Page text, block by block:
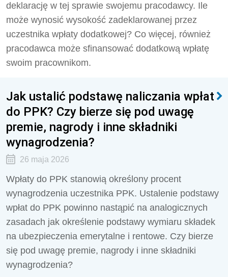
deklarację w tej sprawie swojemu pracodawcy. Ile
może wynosić wysokość zadeklarowanej przez
uczestnika wpłaty dodatkowej? Co więcej, również
pracodawca może sfinansować dodatkową wpłatę
swoim pracownikom.
Jak ustalić podstawę naliczania wpłat
do PPK? Czy bierze się pod uwagę
premie, nagrody i inne składniki
wynagrodzenia?
26 maja 2026
Wpłaty do PPK stanowią określony procent
wynagrodzenia uczestnika PPK. Ustalenie podstawy
wpłat do PPK powinno nastąpić na analogicznych
zasadach jak określenie podstawy wymiaru składek
na ubezpieczenia emerytalne i rentowe. Czy bierze
się pod uwagę premie, nagrody i inne składniki
wynagrodzenia?